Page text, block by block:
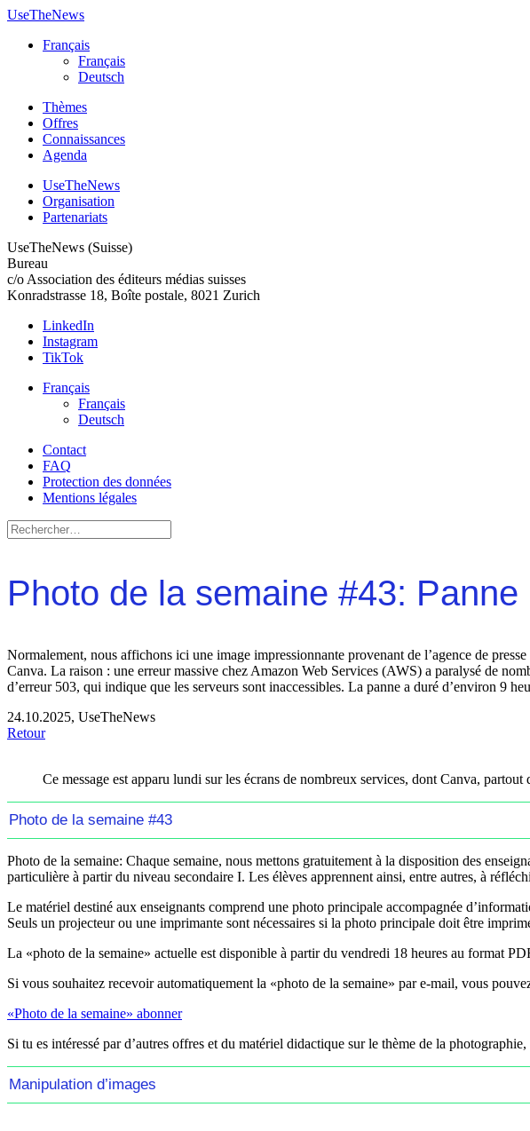
UseTheNews
Français
Français
Deutsch
Thèmes
Offres
Connaissances
Agenda
UseTheNews
Organisation
Partenariats
UseTheNews (Suisse)
Bureau
c/o Association des éditeurs médias suisses
Konradstrasse 18, Boîte postale, 8021 Zurich
LinkedIn
Instagram
TikTok
Français
Français
Deutsch
Contact
FAQ
Protection des données
Mentions légales
Photo de la semaine #43:
Normalement, nous affichons ici une image impressionnante provenant de l’agence de
Canva. La raison : une erreur massive chez Amazon Web Services (AWS) a paralysé de
d’erreur 503, qui indique que les serveurs sont inaccessibles. La panne a duré d’environ 9
24.10.2025, UseTheNews
Retour
Ce message est apparu lundi sur les écrans de nombreux services, dont Canva, partout
Photo de la semaine #43
Photo de la semaine: Chaque semaine, nous mettons gratuitement à la disposition des
particulière à partir du niveau secondaire I. Les élèves apprennent ainsi, entre autres, à
Le matériel destiné aux enseignants comprend une photo principale accompagnée
Seuls un projecteur ou une imprimante sont nécessaires si la photo principale doit être
La «photo de la semaine» actuelle est disponible à partir du vendredi 18 heures au format
Si vous souhaitez recevoir automatiquement la «photo de la semaine» par e-mail, vous
«Photo de la semaine» abonner
Si tu es intéressé par d’autres offres et du matériel didactique sur le thème de la
Manipulation d’images